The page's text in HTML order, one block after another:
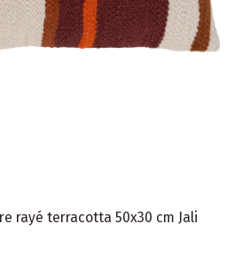
rayé terracotta 50x30 cm Jali